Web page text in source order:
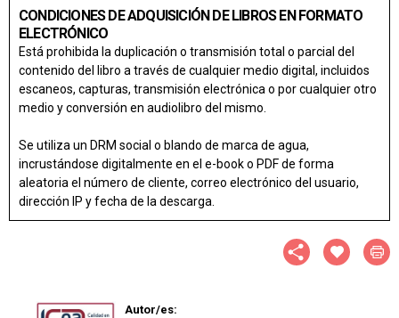
CONDICIONES DE ADQUISICIÓN DE LIBROS EN FORMATO
ELECTRÓNICO
Está prohibida la duplicación o transmisión total o parcial del
contenido del libro a través de cualquier medio digital, incluidos
escaneos, capturas, transmisión electrónica o por cualquier otro
medio y conversión en audiolibro del mismo.
Se utiliza un DRM social o blando de marca de agua,
incrustándose digitalmente en el e-book o PDF de forma
aleatoria el número de cliente, correo electrónico del usuario,
dirección IP y fecha de la descarga.
Autor/es: